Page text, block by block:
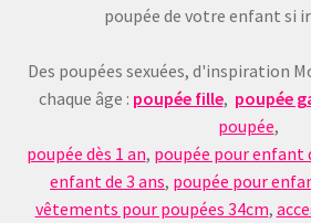
poupée de votre enfant si
Des poupées sexuées, d'inspiration
chaque âge : poupée fille, poupée
poupée,
poupée dès 1 an, poupée pour enfant
enfant de 3 ans, poupée pour
vêtements pour poupées 34cm,